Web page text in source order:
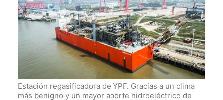
Estación regasificadora de YPF. Gracias a un clima
más benigno y un mayor aporte hidroeléctrico de